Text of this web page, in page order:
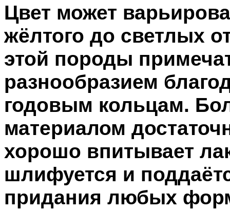
Цвет может
жёлтого до светлых
этой породы
разнообразием
годовым кольцам.
материалом
хорошо впитывает
шлифуется и
придания любых